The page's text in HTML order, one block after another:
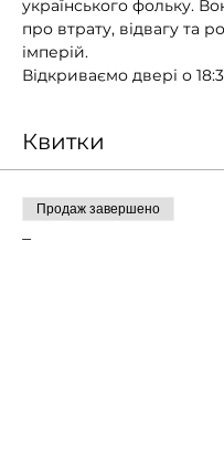
українського фольку.
про втрату, відвагу та
імперій.
Відкриваємо двері о
Квитки
Продаж завершено
Тип квитка